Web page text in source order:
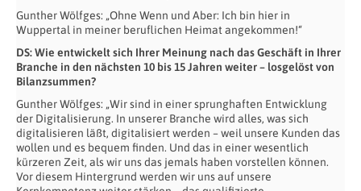
Gunther Wölfges: „Ohne Wenn und Aber: Ich bin hier in
Wuppertal in meiner beruflichen Heimat angekommen!“
DS: Wie entwickelt sich Ihrer Meinung nach das Geschäft in Ihrer
Branche in den nächsten 10 bis 15 Jahren weiter – losgelöst von
Bilanzsummen?
Gunther Wölfges: „Wir sind in einer sprunghaften Entwicklung
der Digitalisierung. In unserer Branche wird alles, was sich
digitalisieren läßt, digitalisiert werden – weil unsere Kunden das
wollen und es bequem finden. Und das in einer wesentlich
kürzeren Zeit, als wir uns das jemals haben vorstellen können.
Vor diesem Hintergrund werden wir uns auf unsere